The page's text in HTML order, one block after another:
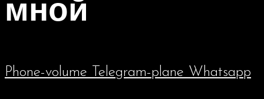
мной
Phone-volume Telegram-plane Whatsapp